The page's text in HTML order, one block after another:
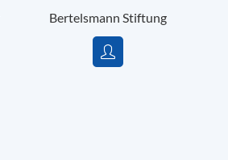
Bertelsmann Stiftung